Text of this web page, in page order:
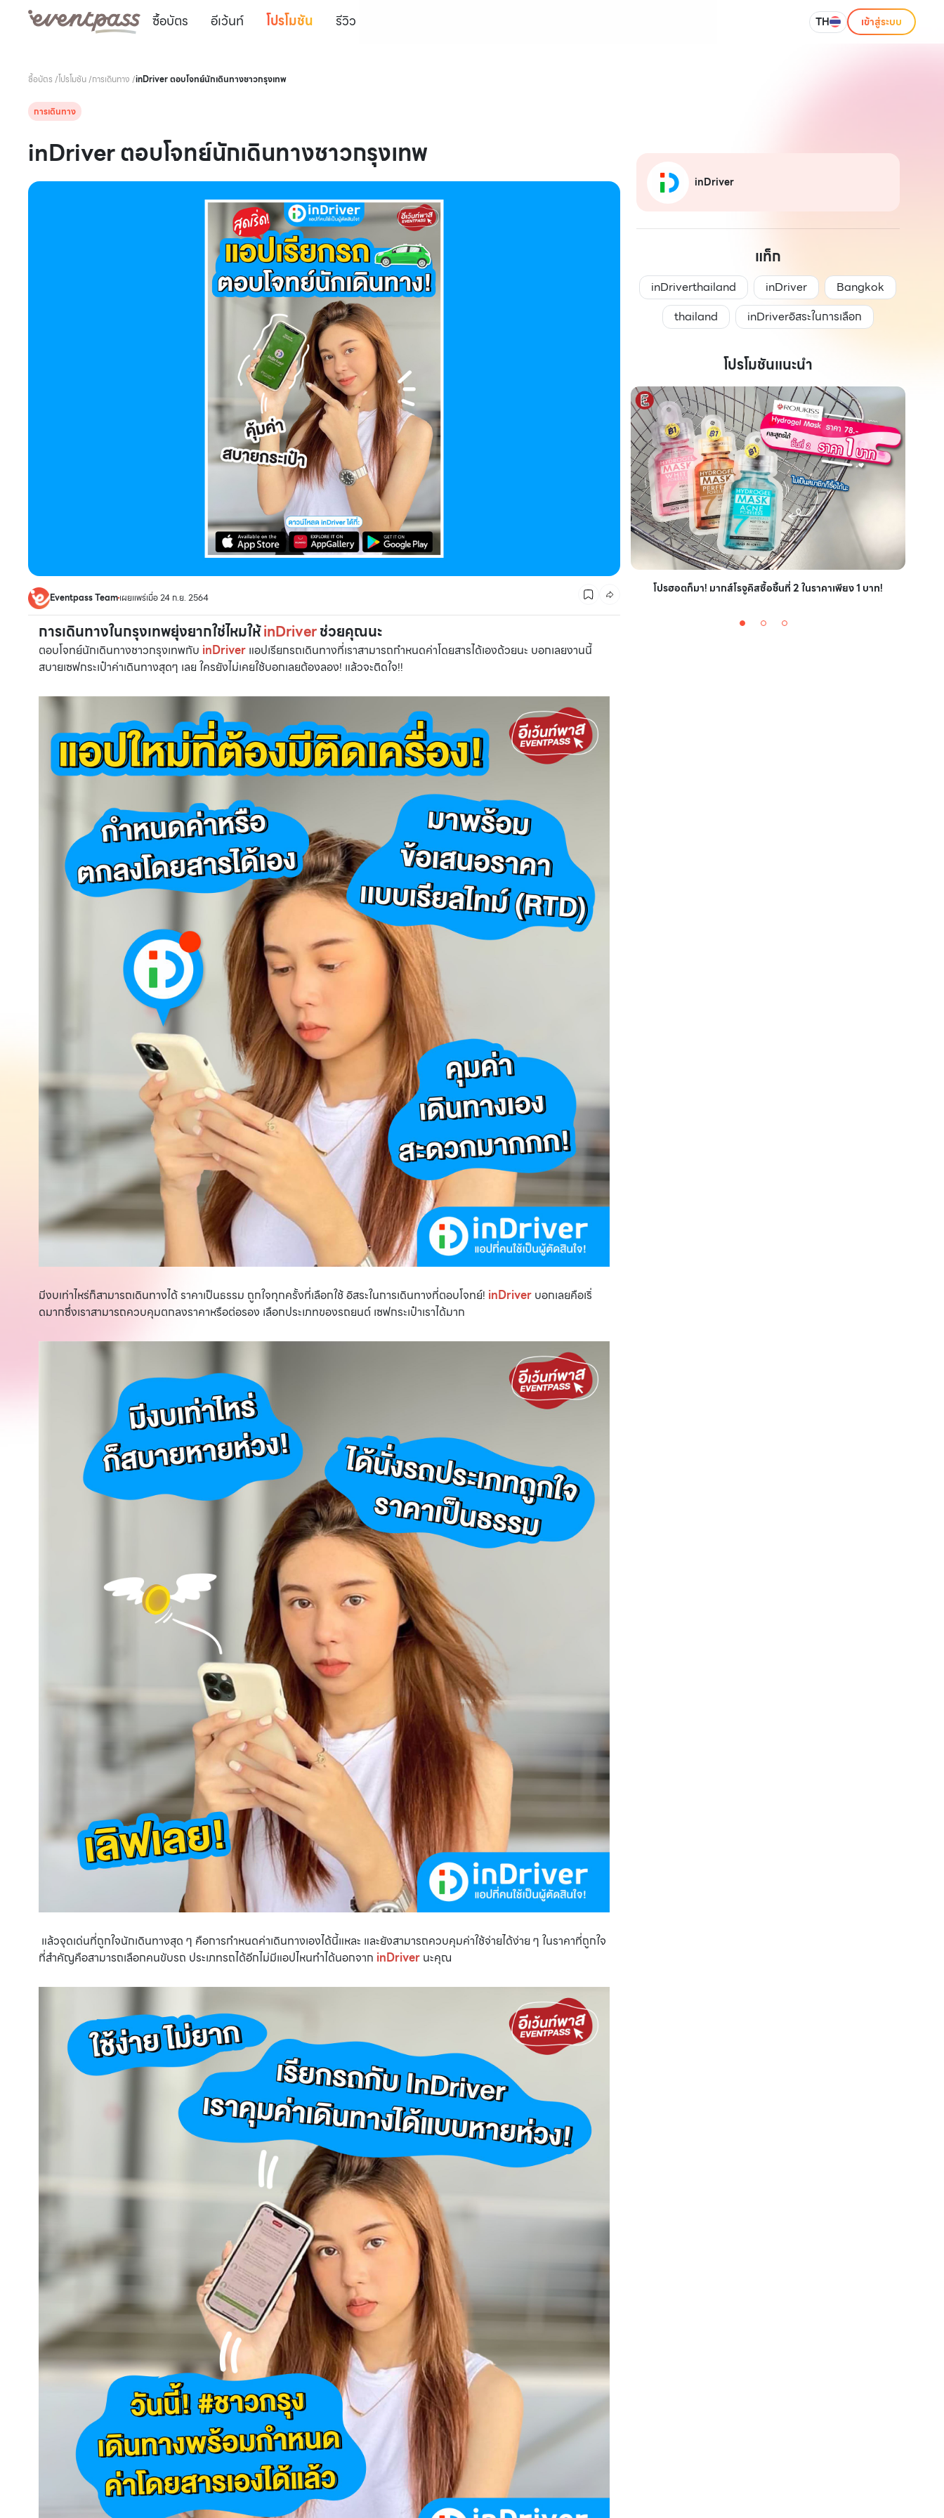
ซื้อบัตร อีเว้นท์ โปรโมชัน รีวิว TH เข้าสู่ระบบ
ซื้อบัตร /โปรโมชัน/การเดินทาง /inDriver ตอบโจทย์นักเดินทางชาวกรุงเทพ
การเดินทาง
inDriver ตอบโจทย์นักเดินทางชาวกรุงเทพ
Eventpass Teamเผยแพร่เมื่อ 24 ก.ย. 2564
การเดินทางในกรุงเทพยุ่งยากใช่ไหมให้inDriverช่วยคุณนะ
ตอบโจทย์นักเดินทางชาวกรุงเทพกับ inDriver แอปเรียกรถเดินทางที่เราสามารถกำหนดค่าโดยสารได้เองด้วยนะ บอกเลยงานนี้
สบายเซฟกระเป๋าค่าเดินทางสุดๆ เลย ใครยังไม่เคยใช้บอกเลยต้องลอง! แล้วจะติดใจ!!
มีงบเท่าไหร่ก็สามารถเดินทางได้ ราคาเป็นธรรม ถูกใจทุกครั้งที่เลือกใช้ อิสระในการเดินทางที่ตอบโจทย์! inDriver บอกเลยคือเริ่
ดมากซึ่งเราสามารถควบคุมตกลงราคาหรือต่อรอง เลือกประเภทของรถยนต์ เซฟกระเป๋าเราได้มาก
แล้วจุดเด่นที่ถูกใจนักเดินทางสุด ๆ คือการกำหนดค่าเดินทางเองได้นี้แหละ และยังสามารถควบคุมค่าใช้จ่ายได้ง่าย ๆ ในราคาที่ถูกใจ
ที่สำคัญคือสามารถเลือกคนขับรถ ประเภทรถได้อีกไม่มีแอปไหนทำได้นอกจาก inDriver นะคุณ
inDriver
แท็ก
inDriverthailand inDriver
Bangkok
thailand
inDriverอิสระในการเลือก
โปรโมชันแนะนำ
CMG SHOP SHOP รวมแบรนด์ตัวท็อป ลดสูงสุด50% โปรฮอตก็มา! มากส์โรจูคิสซื้อชิ้นที่ 2 ในราคาเพียง 1 บาท!